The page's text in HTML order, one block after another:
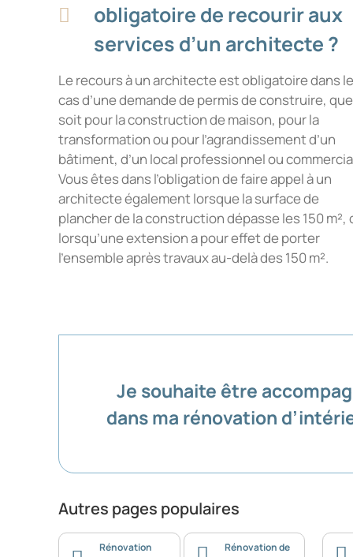
obligatoire de recourir aux
services d’un architecte ?
Le recours à un architecte est obligatoire dans
cas d’une demande de permis de construire,
soit pour la construction de maison, pour la
transformation ou pour l’agrandissement d’un
bâtiment, d’un local professionnel ou
Vous êtes dans l’obligation de faire appel à un
architecte également lorsque la surface de
plancher de la construction dépasse les 150 m²,
lorsqu’une extension a pour effet de porter
l’ensemble après travaux au-delà des 150 m².
Je souhaite être
dans ma rénovation
Autres pages populaires
Rénovation
Rénovation de